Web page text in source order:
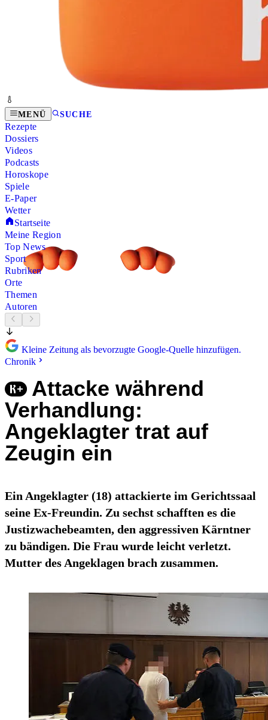
MENÜ SUCHE
Rezepte
Dossiers
Videos
Podcasts
Horoskope
Spiele
E-Paper
Wetter
Startseite
Meine Region
Top News
Sport
Rubriken
Orte
Themen
Autoren
Kleine Zeitung als bevorzugte Google-Quelle hinzufügen.
Chronik
Attacke während
Verhandlung:
Angeklagter trat auf
Zeugin ein
Ein Angeklagter (18) attackierte im Gerichtssaal
seine Ex-Freundin. Zu sechst schafften es die
Justizwachebeamten, den aggressiven Kärntner
zu bändigen. Die Frau wurde leicht verletzt.
Mutter des Angeklagen brach zusammen.